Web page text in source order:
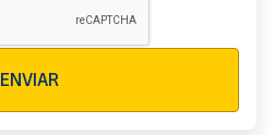
ENVIAR